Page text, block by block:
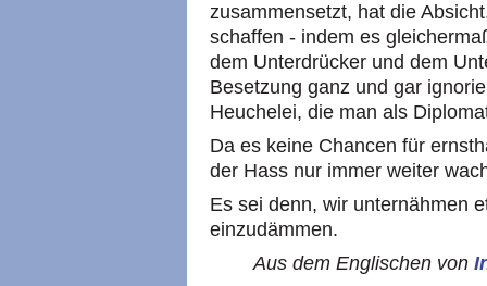
zusammensetzt, hat die
schaffen - indem es
dem Unterdrücker und dem
Besetzung ganz und gar
Heuchelei, die man als
Da es keine Chancen für
der Hass nur immer weiter
Es sei denn, wir unternähmen
einzudämmen.
Aus dem Englischen von